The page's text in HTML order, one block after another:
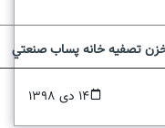
14 دی 1398